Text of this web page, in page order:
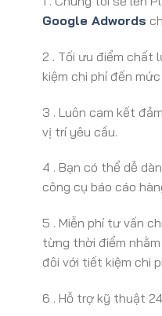
Google Adwords
2 . Tối ưu điểm chất
kiệm chi phí đến
3 . Luôn cam kết
vị trí yêu cầu.
4 . Bạn có thể dễ
công cụ báo cáo
5 . Miễn phí tư vấn
từng thời điểm
đôi với tiết kiệm chi
6 . Hỗ trợ kỹ thuật